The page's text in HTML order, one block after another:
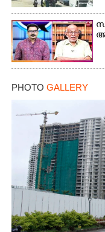
PHOTO GALLERY